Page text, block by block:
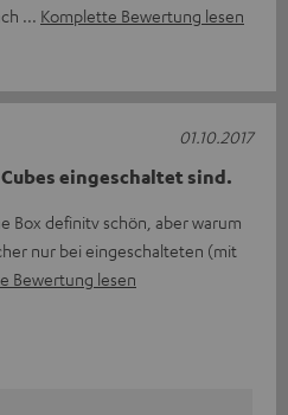
Komplette Bewertung lesen
eingeschaltet sind.
Box definitv schön, aber warum
nur bei eingeschalteten (mit
Bewertung lesen
01.10.2017